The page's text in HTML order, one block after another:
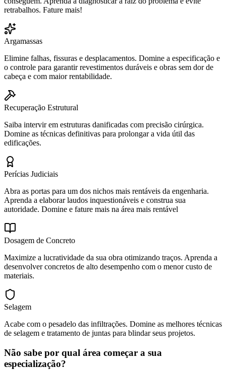
retrabalhos. Fature mais!
Argamassas
Elimine falhas, fissuras e desplacamentos. Domine a especificação e
o controle para garantir revestimentos duráveis e obras sem dor de
cabeça e com maior rentabilidade.
Recuperação Estrutural
Saiba intervir em estruturas danificadas com precisão cirúrgica.
Domine as técnicas definitivas para prolongar a vida útil das
edificações.
Perícias Judiciais
Abra as portas para um dos nichos mais rentáveis da engenharia.
Aprenda a elaborar laudos inquestionáveis e construa sua
autoridade. Domine e fature mais na área mais rentável
Dosagem de Concreto
Maximize a lucratividade da sua obra otimizando traços. Aprenda a
desenvolver concretos de alto desempenho com o menor custo de
materiais.
Selagem
Acabe com o pesadelo das infiltrações. Domine as melhores técnicas
de selagem e tratamento de juntas para blindar seus projetos.
Não sabe por qual área começar a sua
especialização?